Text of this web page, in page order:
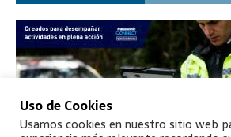
Uso de Cookies
Usamos cookies en nuestro sitio web